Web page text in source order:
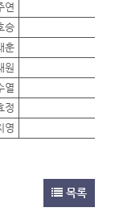
연
승
훈
원
열
정
영
목록